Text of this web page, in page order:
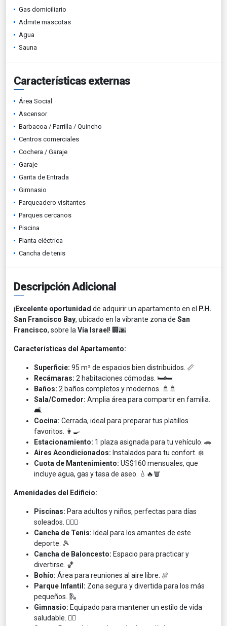
Gas domiciliario
Admite mascotas
Agua
Sauna
Características externas
Área Social
Ascensor
Barbacoa / Parrilla / Quincho
Centros comerciales
Cochera / Garaje
Garaje
Garita de Entrada
Gimnasio
Parqueadero visitantes
Parques cercanos
Piscina
Planta eléctrica
Cancha de tenis
Descripción Adicional
¡ Excelente oportunidad de adquirir un apartamento en el
P.H.
San Francisco Bay, ubicado en la vibrante zona de San
Francisco, sobre la Vía Israel ! 🏢🌆
Características del Apartamento:
Superficie: 95 m² de espacios bien distribuidos. 📏​
Recámaras: 2 habitaciones cómodas. 🛏️🛏️​
Baños: 2 baños completos y modernos. 🚿🚿​
Sala/Comedor: Amplia área para compartir en familia.
🛋️​
Cocina: Cerrada, ideal para preparar tus platillos
favoritos. 👩‍🍳​
Estacionamiento: 1 plaza asignada para tu vehículo. 🚗​
Aires Acondicionados: Instalados para tu confort. ❄️​
Cuota de Mantenimiento: US$160 mensuales, que
incluye agua, gas y tasa de aseo. 💧🔥🗑️​
Amenidades del Edificio:
Piscinas: Para adultos y niños, perfectas para días
soleados. 🏊‍♂️🌞​
Cancha de Tenis: Ideal para los amantes de este
deporte. 🎾​
Cancha de Baloncesto: Espacio para practicar y
divertirse. 🏀​
Bohío: Área para reuniones al aire libre. 🍖​
Parque Infantil: Zona segura y divertida para los más
pequeños. 🛝​
Gimnasio: Equipado para mantener un estilo de vida
saludable. 🏋️‍♂️​